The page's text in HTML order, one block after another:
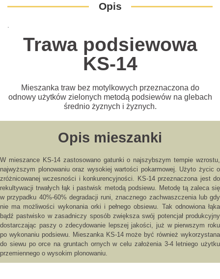
Opis
.
Trawa podsiewowa
KS-14
Mieszanka traw bez motylkowych przeznaczona do
odnowy użytków zielonych metodą podsiewów na glebach
średnio żyznych i żyznych.
Opis mieszanki
W mieszance KS-14 zastosowano gatunki o najszybszym tempie wzrostu,
najwyższym plonowaniu oraz wysokiej wartości pokarmowej. Użyto życic o
zróżnicowanej wczesności i konkurencyjności. KS-14 przeznaczona jest do
rekultywacji trwałych łąk i pastwisk metodą podsiewu. Metodę tą zaleca się
w przypadku 40%-60% degradacji runi, znacznego zachwaszczenia lub gdy
nie ma możliwości wykonania orki i pełnego obsiewu. Tak odnowiona łąka
bądź pastwisko w zasadniczy sposób zwiększa swój potencjał produkcyjny
dostarczając paszy o zdecydowanie lepszej jakości, już w pierwszym roku
po wykonaniu podsiewu. Mieszanka KS-14 może być również wykorzystana
do siewu po orce na gruntach ornych w celu założenia 3-4 letniego użytku
przemiennego o wysokim plonowaniu.